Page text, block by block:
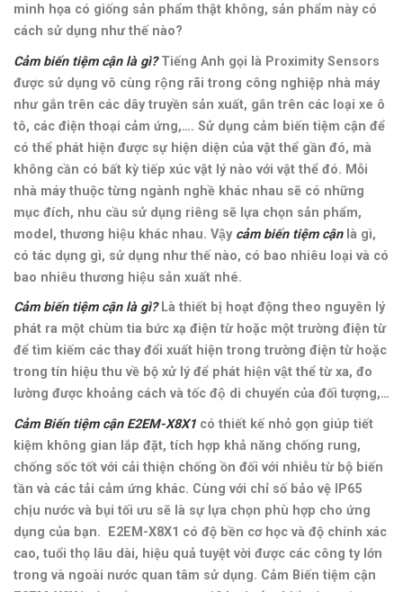
minh họa có giống sản phẩm thật không, sản phẩm này có
cách sử dụng như thế nào?
Cảm biến tiệm cận là gì?Tiếng Anh gọi là Proximity Sensors
được sử dụng vô cùng rộng rãi trong công nghiệp nhà máy
như gắn trên các dây truyền sản xuất, gắn trên các loại xe ô
tô, các điện thoại cảm ứng,…. Sử dụng cảm biến tiệm cận để
có thể phát hiện được sự hiện diện của vật thể gần đó, mà
không cần có bất kỳ tiếp xúc vật lý nào với vật thể đó. Mỗi
nhà máy thuộc từng ngành nghề khác nhau sẽ có những
mục đích, nhu cầu sử dụng riêng sẽ lựa chọn sản phẩm,
model, thương hiệu khác nhau. Vậy cảm biến tiệm cậnlà gì,
có tác dụng gì, sử dụng như thế nào, có bao nhiêu loại và có
bao nhiêu thương hiệu sản xuất nhé.
Cảm biến tiệm cận là gì?Là thiết bị hoạt động theo nguyên lý
phát ra một chùm tia bức xạ điện từ hoặc một trường điện từ
để tìm kiếm các thay đổi xuất hiện trong trường điện từ hoặc
trong tín hiệu thu về bộ xử lý để phát hiện vật thể từ xa, đo
lường được khoảng cách và tốc độ di chuyển của đối tượng,…
Cảm Biến tiệm cận E2EM-X8X1 có thiết kế nhỏ gọn giúp tiết
kiệm không gian lắp đặt, tích hợp khả năng chống rung,
chống sốc tốt với cải thiện chống ồn đối với nhiễu từ bộ biến
tần và các tải cảm ứng khác. Cùng với chỉ số bảo vệ IP65
chịu nước và bụi tối ưu sẽ là sự lựa chọn phù hợp cho ứng
dụng của bạn. E2EM-X8X1 có độ bền cơ học và độ chính xác
cao, tuổi thọ lâu dài, hiệu quả tuyệt vời được các công ty lớn
trong và ngoài nước quan tâm sử dụng. Cảm Biến tiệm cận